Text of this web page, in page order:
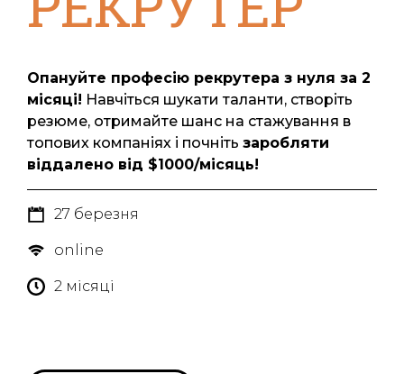
Опануйте професію рекрутера з нуля за 2
місяці! Навчіться шукати таланти, створіть
резюме, отримайте шанс на стажування в
топових компаніях і почніть заробляти
віддалено від $1000/місяць!
27 березня
online
2 місяці